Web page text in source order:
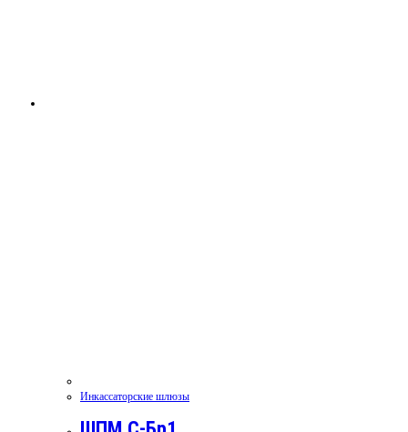
Инкассаторские шлюзы